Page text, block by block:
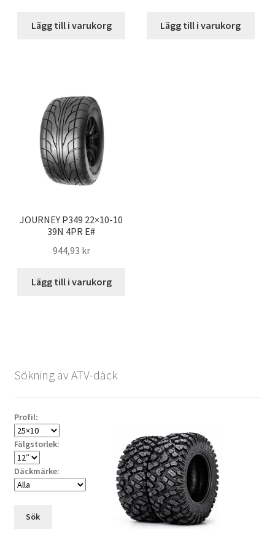
Lägg till i varukorg Lägg till i varukorg
JOURNEY P349 22×10-10
39N 4PR E#
944,93 kr
Lägg till i varukorg
Sökning av ATV-däck
Profil:
Fälgstorlek:
Däckmärke:
Sök